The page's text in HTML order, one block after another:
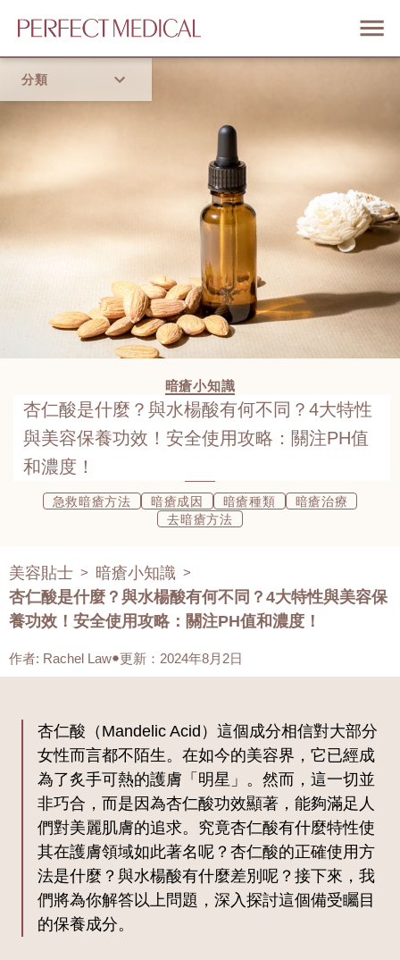
分類
暗瘡小知識
杏仁酸是什麼？與水楊酸有何不同？4大特性
與美容保養功效！安全使用攻略：關注PH值
和濃度！
急救暗瘡方法 暗瘡成因 暗瘡種類
暗瘡治療
去暗瘡方法
美容貼士 > 暗瘡小知識 >
杏仁酸是什麼？與水楊酸有何不同？4大特性與美容保
養功效！安全使用攻略：關注PH值和濃度！
作者: Rachel Law 更新：2024年8月2日
杏仁酸（Mandelic Acid）這個成分相信對大部分
女性而言都不陌生。在如今的美容界，它已經成
為了炙手可熱的護膚「明星」。然而，這一切並
非巧合，而是因為杏仁酸功效顯著，能夠滿足人
們對美麗肌膚的追求。究竟杏仁酸有什麼特性使
其在護膚領域如此著名呢？杏仁酸的正確使用方
法是什麼？與水楊酸有什麼差別呢？接下來，我
們將為你解答以上問題，深入探討這個備受矚目
的保養成分。